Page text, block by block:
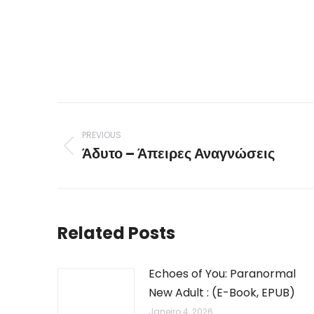
navigation
PREVIOUS
Previous
Άδυτο – Άπειρες Αναγνώσεις
Related Posts
Echoes of You: Paranormal
New Adult : (E-Book, EPUB)
Janeiro 4, 2026